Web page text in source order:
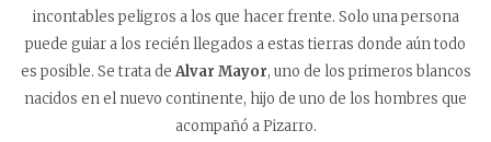
incontables peligros a los que hacer frente. Solo una persona
puede guiar a los recién llegados a estas tierras donde aún todo
es posible. Se trata deAlvar Mayor, uno de los primeros blancos
nacidos en el nuevo continente, hijo de uno de los hombres que
acompañó a Pizarro.